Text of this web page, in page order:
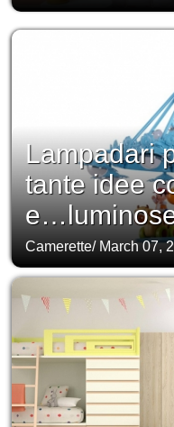
Lampadari
tante idee
Camerette/ March 07,